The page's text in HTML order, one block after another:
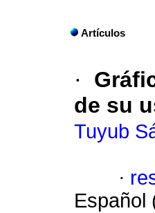
Artículos
·
de su
Tuyub
·
Español